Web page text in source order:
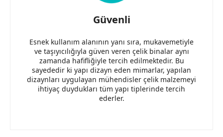
Güvenli
Esnek kullanım alanının yanı sıra, mukavemetiyle
ve taşıyıcılığıyla güven veren çelik binalar aynı
zamanda hafifliğiyle tercih edilmektedir. Bu
sayededir ki yapı dizayn eden mimarlar, yapılan
dizaynları uygulayan mühendisler çelik malzemeyi
ihtiyaç duydukları tüm yapı tiplerinde tercih
ederler.